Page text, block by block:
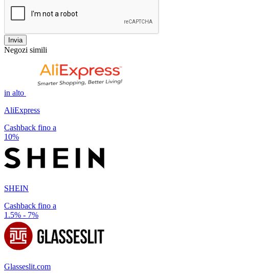
Invia
Negozi simili
in alto
AliExpress
Cashback fino a
10%
SHEIN
Cashback fino a
1.5% - 7%
Glasseslit.com